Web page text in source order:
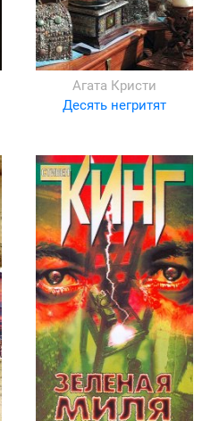
Агата Кристи
Десять негритят